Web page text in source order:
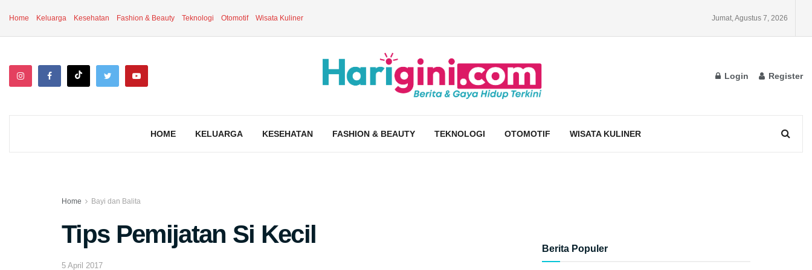
Home Keluarga Kesehatan Fashion & Beauty Teknologi Otomotif Wisata Kuliner Jumat, Agustus 7, 2026
Login Register
HOME KELUARGA KESEHATAN FASHION & BEAUTY TEKNOLOGI OTOMOTIF WISATA KULINER
Home Bayi dan Balita
Tips Pemijatan Si Kecil
5 April 2017
Berita Populer